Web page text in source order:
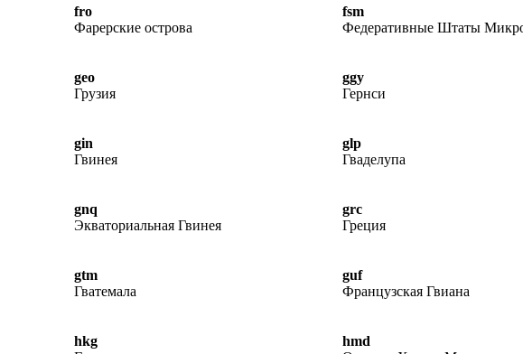
fro
Фарерские острова
fsm
Федеративные Штаты
geo
Грузия
ggy
Гернси
gin
Гвинея
glp
Гваделупа
gnq
Экваториальная Гвинея
grc
Греция
gtm
Гватемала
guf
Французская Гвиана
hkg
hmd